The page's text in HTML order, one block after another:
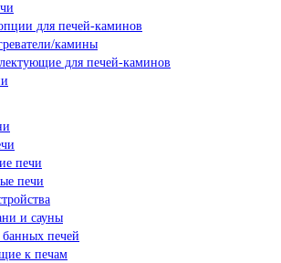
для печей-каминов
камины
для печей-каминов
печи
печи
и сауны
печей
к печам